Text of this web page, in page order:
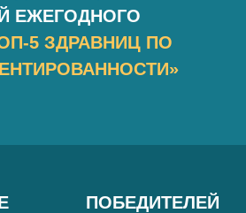
ЕЖЕГОДНОГО
5 ЗДРАВНИЦ ПО
ПОБЕДИТЕЛЕЙ